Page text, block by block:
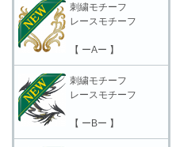
刺繍モチーフ
レースモチーフ
【 ーAー 】
刺繍モチーフ
レースモチーフ
【 ーBー 】